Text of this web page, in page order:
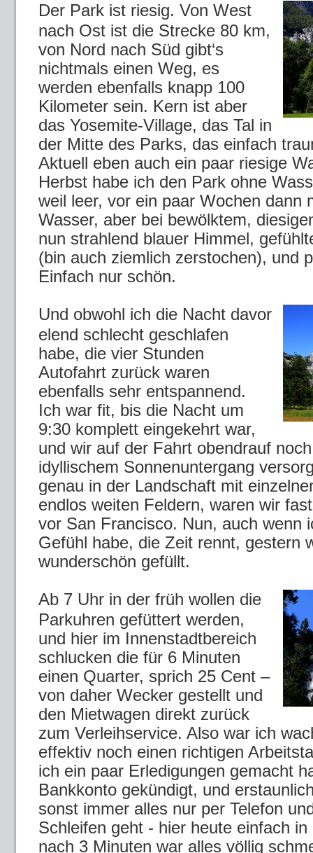
Der Park ist riesig. Von West
nach Ost ist die Strecke 80 km,
von Nord nach Süd gibt‘s
nichtmals einen Weg, es
werden ebenfalls knapp 100
Kilometer sein. Kern ist aber
das Yosemite-Village, das Tal in
der Mitte des Parks, das einfach
Aktuell eben auch ein paar riesige
Herbst habe ich den Park ohne
weil leer, vor ein paar Wochen dann
Wasser, aber bei bewölktem,
nun strahlend blauer Himmel,
(bin auch ziemlich zerstochen), und
Einfach nur schön.
Und obwohl ich die Nacht davor
elend schlecht geschlafen
habe, die vier Stunden
Autofahrt zurück waren
ebenfalls sehr entspannend.
Ich war fit, bis die Nacht um
9:30 komplett eingekehrt war,
und wir auf der Fahrt obendrauf
idyllischem Sonnenuntergang
genau in der Landschaft mit
endlos weiten Feldern, waren wir
vor San Francisco. Nun, auch wenn
Gefühl habe, die Zeit rennt, gestern
wunderschön gefüllt.
Ab 7 Uhr in der früh wollen die
Parkuhren gefüttert werden,
und hier im Innenstadtbereich
schlucken die für 6 Minuten
einen Quarter, sprich 25 Cent –
von daher Wecker gestellt und
den Mietwagen direkt zurück
zum Verleihservice. Also war ich
effektiv noch einen richtigen
ich ein paar Erledigungen gemacht
Bankkonto gekündigt, und
sonst immer alles nur per Telefon
Schleifen geht - hier heute einfach
nach 3 Minuten war alles völlig